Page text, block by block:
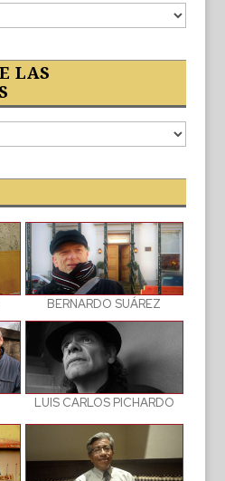
LAS
BERNARDO SUÁREZ
LUIS CARLOS PICHARDO